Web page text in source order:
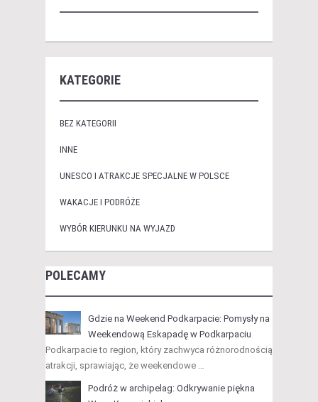
KATEGORIE
BEZ KATEGORII
INNE
UNESCO I ATRAKCJE SPECJALNE W POLSCE
WAKACJE I PODRÓŻE
WYBÓR KIERUNKU NA WYJAZD
POLECAMY
Gdzie na Weekend Podkarpacie: Pomysły na
Weekendową Eskapadę w Podkarpaciu
Podkarpacie to region, który zachwyca różnorodnością
atrakcji, sprawiając, że weekendowe …
Podróż w archipelag: Odkrywanie piękna